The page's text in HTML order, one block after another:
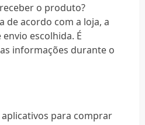
o produto?
de acordo com a loja, a
escolhida. É
informações durante o
para comprar